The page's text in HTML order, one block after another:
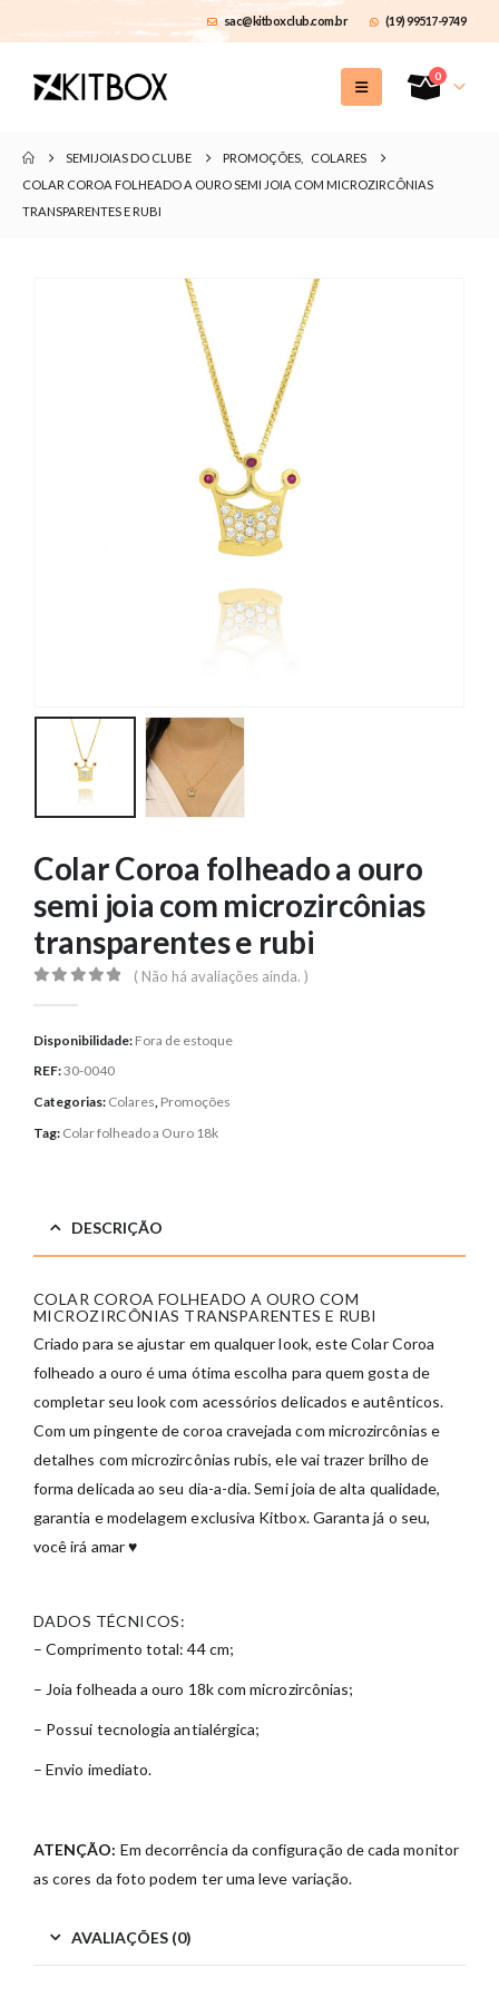
sac@kitboxclub.com.br (19) 99517-9749
0
SEMIJOIAS DO CLUBE PROMOÇÕES
COLARES
COLAR COROA FOLHEADO A OURO SEMI JOIA COM MICROZIRCÔNIAS
TRANSPARENTES E RUBI
Colar Coroa folheado a ouro
semi joia com microzircônias
transparentes e rubi
( Não há avaliações ainda. )
Disponibilidade: Fora de estoque
REF:30-0040
Categorias: Colares, Promoções
Tag: Colar folheado a Ouro 18k
DESCRIÇÃO
COLAR COROA FOLHEADO A OURO COM
MICROZIRCÔNIAS TRANSPARENTES E RUBI
Criado para se ajustar em qualquer look, este Colar Coroa
folheado a ouro é uma ótima escolha para quem gosta de
completar seu look com acessórios delicados e autênticos.
Com um pingente de coroa cravejada com microzircônias e
detalhes com microzircônias rubis, ele vai trazer brilho de
forma delicada ao seu dia-a-dia. Semi joia de alta qualidade,
garantia e modelagem exclusiva Kitbox. Garanta já o seu,
você irá amar ♥
DADOS TÉCNICOS:
– Comprimento total: 44 cm;
– Joia folheada a ouro 18k com microzircônias;
– Possui tecnologia antialérgica;
– Envio imediato.
ATENÇÃO: Em decorrência da configuração de cada monitor
as cores da foto podem ter uma leve variação.
AVALIAÇÕES (0)